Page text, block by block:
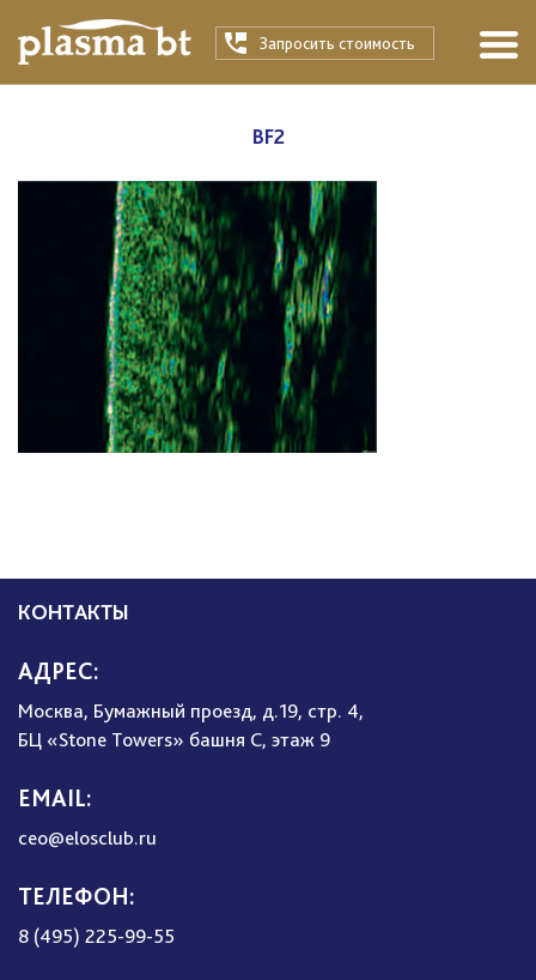
Запросить стоимость
BF2
КОНТАКТЫ
АДРЕС:
Москва, Бумажный проезд, д.19, стр. 4,
БЦ «Stone Towers» башня C, этаж 9
EMAIL:
ceo@elosclub.ru
ТЕЛЕФОН:
8 (495) 225-99-55